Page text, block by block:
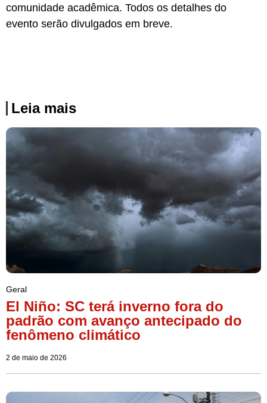
comunidade acadêmica. Todos os detalhes do
evento serão divulgados em breve.
Leia mais
Geral
El Niño: SC terá inverno fora do
padrão com avanço antecipado do
fenômeno climático
2 de maio de 2026